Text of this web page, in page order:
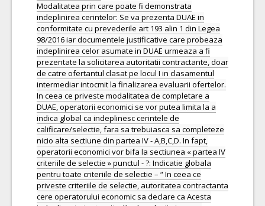
Modalitatea prin care poate fi demonstrata
indeplinirea cerintelor: Se va prezenta DUAE in
conformitate cu prevederile art 193 alin 1 din Legea
98/2016 iar documentele justificative care probeaza
indeplinirea celor asumate in DUAE urmeaza a fi
prezentate la solicitarea autoritatii contractante, doar
de catre ofertantul clasat pe locul I in clasamentul
intermediar intocmit la finalizarea evaluarii ofertelor.
In ceea ce priveste modalitatea de completare a
DUAE, operatorii economici se vor putea limita la a
indica global ca indeplinesc cerintele de
calificare/selectie, fara sa trebuiasca sa completeze
nicio alta sectiune din partea IV - A,B,C,D. In fapt,
operatorii economici vor bifa la sectiunea « partea IV
criteriile de selectie » punctul - ?: Indicatie globala
pentru toate criteriile de selectie – “ In ceea ce
priveste criteriile de selectie, autoritatea contractanta
cere operatorului economic sa declare ca Acesta